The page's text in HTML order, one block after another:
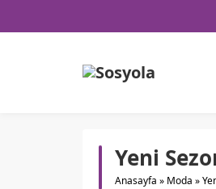
Yeni
Anasayfa » Moda »